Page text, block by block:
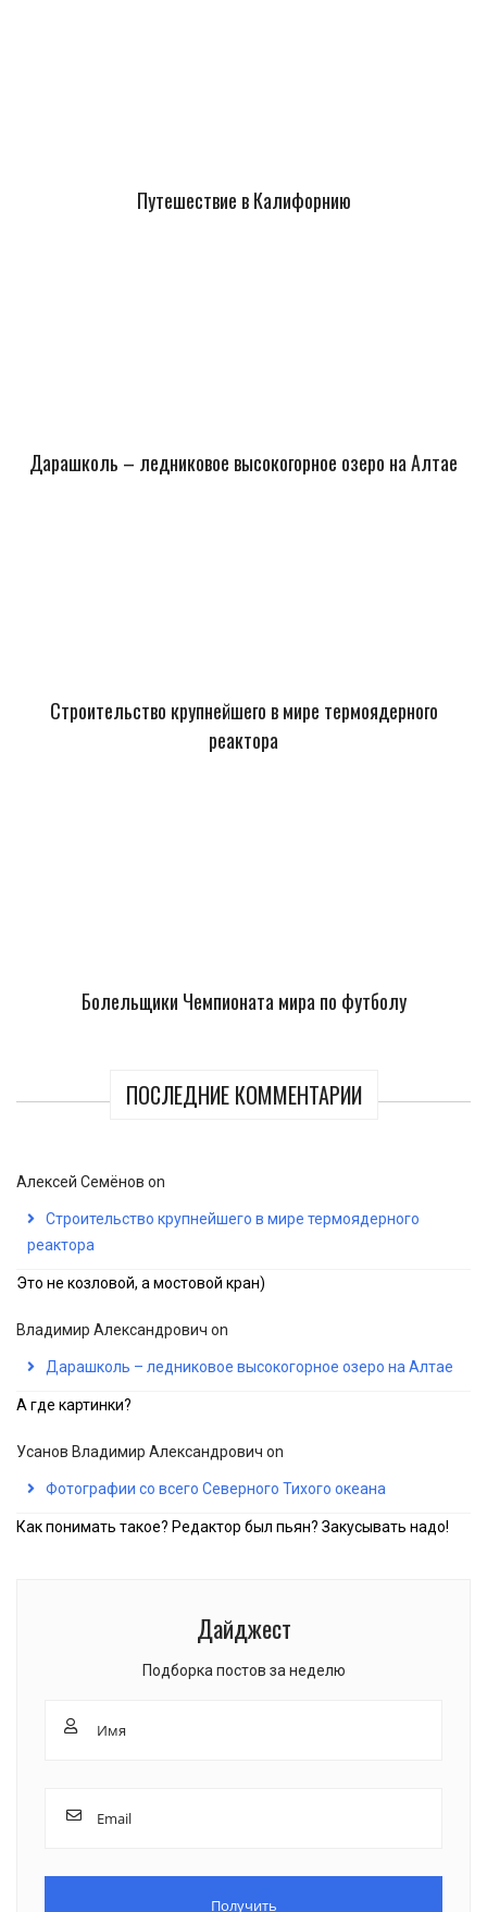
Путешествие в Калифорнию
Дарашколь – ледниковое высокогорное озеро на Алтае
Строительство крупнейшего в мире термоядерного
реактора
Болельщики Чемпионата мира по футболу
ПОСЛЕДНИЕ КОММЕНТАРИИ
Алексей Семёнов on
Строительство крупнейшего в мире термоядерного
реактора
Это не козловой, а мостовой кран)
Владимир Александрович on
Дарашколь – ледниковое высокогорное озеро на Алтае
А где картинки?
Усанов Владимир Александрович on
Фотографии со всего Северного Тихого океана
Как понимать такое? Редактор был пьян? Закусывать надо!
Дайджест
Подборка постов за неделю